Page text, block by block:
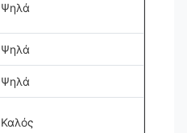
Ψηλά
Ψηλά
Ψηλά
Καλός